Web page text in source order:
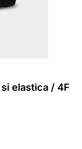
elastica / 4F